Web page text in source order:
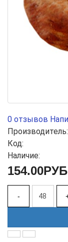
0 отзывов
Производитель:
Код:
Наличие:
-